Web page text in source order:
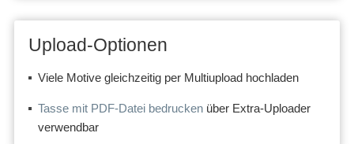
Upload-Optionen
Viele Motive gleichzeitig per Multiupload hochladen
Tasse mit PDF-Datei bedrucken über Extra-Uploader
verwendbar